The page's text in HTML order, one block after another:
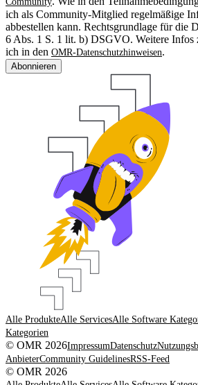
ich als Community-Mitglied regelmäßige
abbestellen kann. Rechtsgrundlage für die
6 Abs. 1 S. 1 lit. b) DSGVO. Weitere Infos
ich in den OMR-Datenschutzhinweisen.
Abonnieren
Alle ProdukteAlle ServicesAlle Software
Kategorien
© OMR 2026ImpressumDatenschutz
AnbieterCommunity GuidelinesRSS-Feed
© OMR 2026